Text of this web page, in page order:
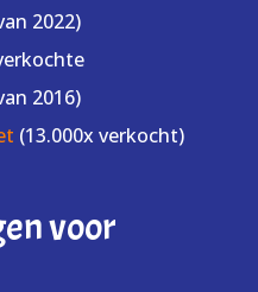
2022)
2016)
(13.000x verkocht)
voor